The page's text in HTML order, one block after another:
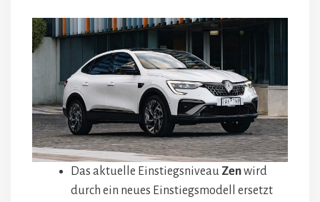
Das aktuelle Einstiegsniveau Zenwird
durch ein neues Einstiegsmodell ersetzt